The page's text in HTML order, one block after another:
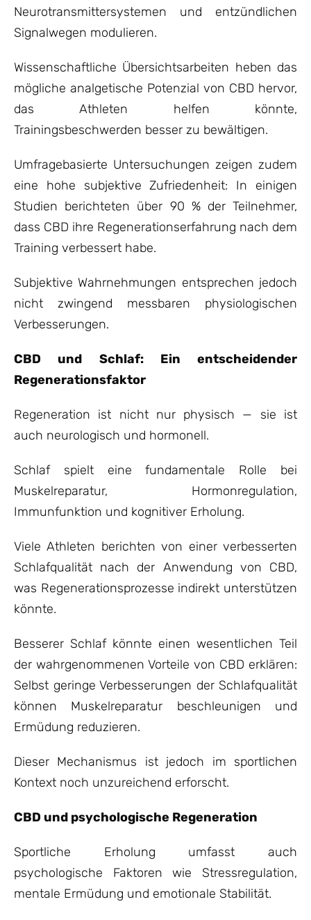
Neurotransmittersystemen und entzündlichen
Signalwegen modulieren.
Wissenschaftliche Übersichtsarbeiten heben das
mögliche analgetische Potenzial von CBD hervor,
das Athleten helfen könnte,
Trainingsbeschwerden besser zu bewältigen.
Umfragebasierte Untersuchungen zeigen zudem
eine hohe subjektive Zufriedenheit: In einigen
Studien berichteten über 90 % der Teilnehmer,
dass CBD ihre Regenerationserfahrung nach dem
Training verbessert habe.
Subjektive Wahrnehmungen entsprechen jedoch
nicht zwingend messbaren physiologischen
Verbesserungen.
CBD und Schlaf: Ein entscheidender
Regenerationsfaktor
Regeneration ist nicht nur physisch — sie ist
auch neurologisch und hormonell.
Schlaf spielt eine fundamentale Rolle bei
Muskelreparatur, Hormonregulation,
Immunfunktion und kognitiver Erholung.
Viele Athleten berichten von einer verbesserten
Schlafqualität nach der Anwendung von CBD,
was Regenerationsprozesse indirekt unterstützen
könnte.
Besserer Schlaf könnte einen wesentlichen Teil
der wahrgenommenen Vorteile von CBD erklären:
Selbst geringe Verbesserungen der Schlafqualität
können Muskelreparatur beschleunigen und
Ermüdung reduzieren.
Dieser Mechanismus ist jedoch im sportlichen
Kontext noch unzureichend erforscht.
CBD und psychologische Regeneration
Sportliche Erholung umfasst auch
psychologische Faktoren wie Stressregulation,
mentale Ermüdung und emotionale Stabilität.